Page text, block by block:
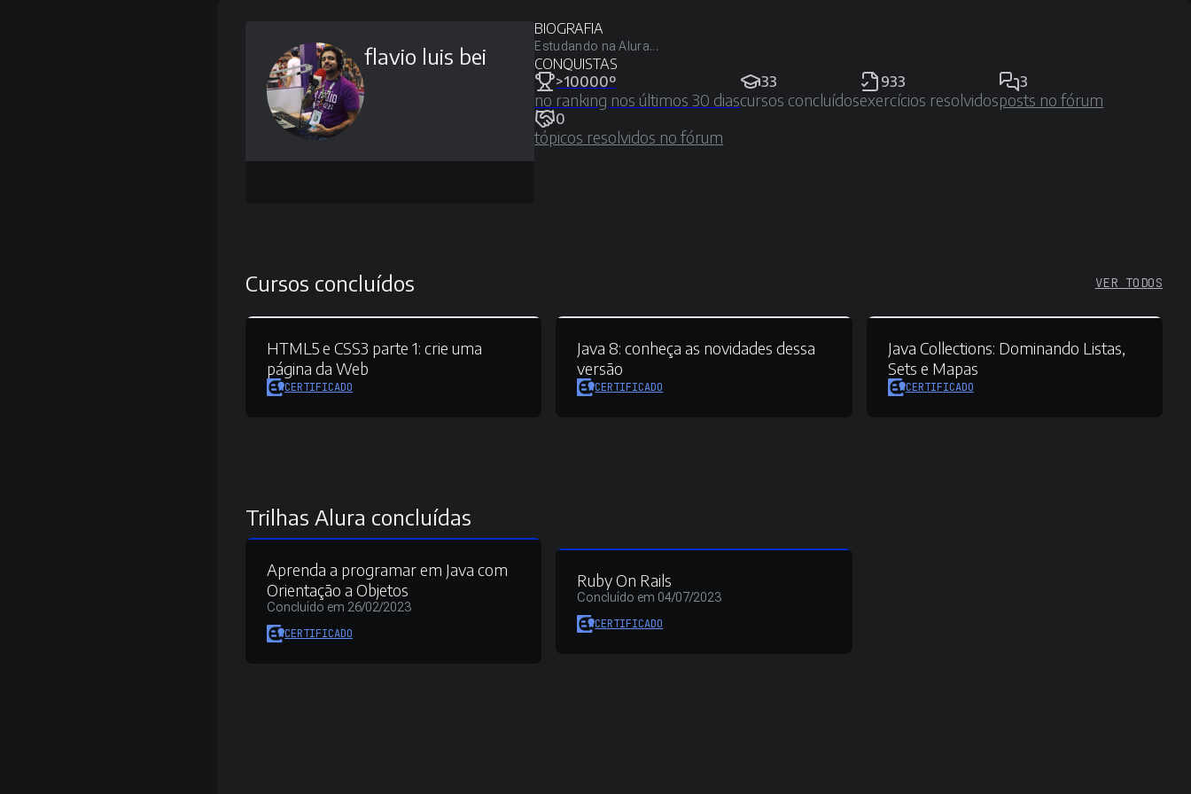
flavio luis bei
BIOGRAFIA
Estudando na Alura...
CONQUISTAS
>10000º
no ranking nos últimos 30 dias
33
cursos concluídos
933
exercícios resolvidos
3
posts no fórum
0
tópicos resolvidos no fórum
Cursos concluídos VER TODOS
HTML5 e CSS3 parte 1: crie uma
página da Web
CERTIFICADO
Java 8: conheça as novidades dessa
versão
CERTIFICADO
Java Collections: Dominando Listas,
Sets e Mapas
CERTIFICADO
Trilhas Alura concluídas
Aprenda a programar em Java com
Orientação a Objetos
Concluído em 26/02/2023
CERTIFICADO
Ruby On Rails
Concluído em 04/07/2023
CERTIFICADO